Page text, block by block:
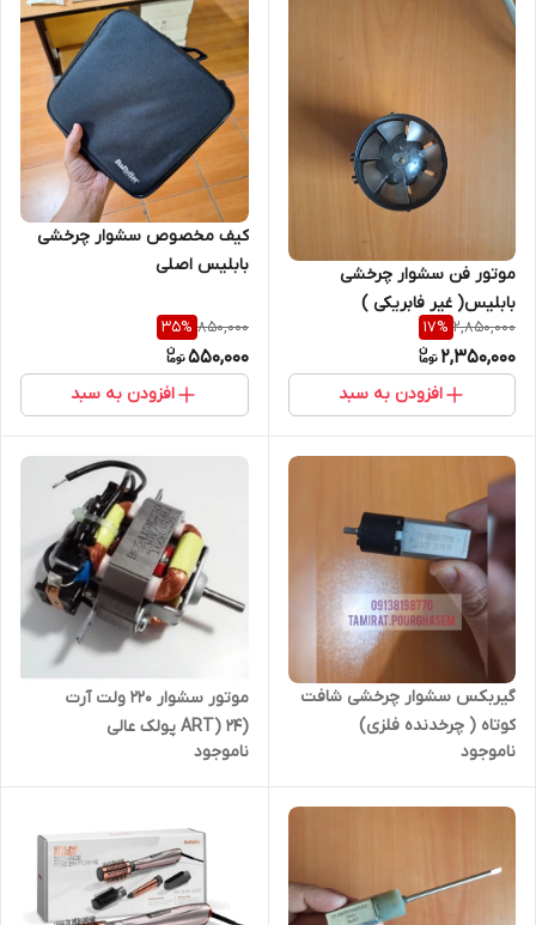
موتور فن سشوار چرخشی
بابلیس( غیر فابریکی )
2,850,000
17%
2,350,000
افزودن به سبد
کیف مخصوص سشوار چرخشی
بابلیس اصلی
850,000
35%
550,000
افزودن به سبد
گیربکس سشوار چرخشی شافت
کوتاه ( چرخدنده فلزی)
ناموجود
موتور سشوار 220 ولت آرت
(ART) ۲۴ پولک عالی
ناموجود